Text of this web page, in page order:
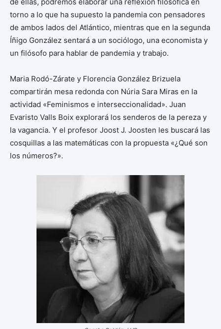
torno a lo que ha supuesto la pandemia con pensadores
de ambos lados del Atlántico, mientras que en la segunda
Íñigo González sentará a un sociólogo, una economista y
un filósofo para hablar de pandemia y trabajo.
Maria Rodó-Zárate y Florencia González Brizuela
compartirán mesa redonda con Núria Sara Miras en la
actividad «Feminismos e interseccionalidad». Juan
Evaristo Valls Boix explorará los senderos de la pereza y
la vagancia. Y el profesor Joost J. Joosten les buscará las
cosquillas a las matemáticas con la propuesta «¿Qué son
los números?».